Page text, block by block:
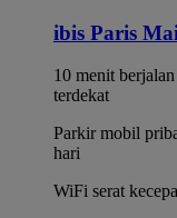
ibis Paris
10 menit
terdekat
Parkir mobil
hari
WiFi serat